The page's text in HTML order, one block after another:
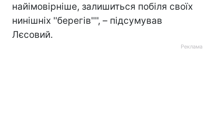
найімовірніше, залишиться побіля своїх
нинішніх ''берегів'''', – підсумував
Лєсовий.